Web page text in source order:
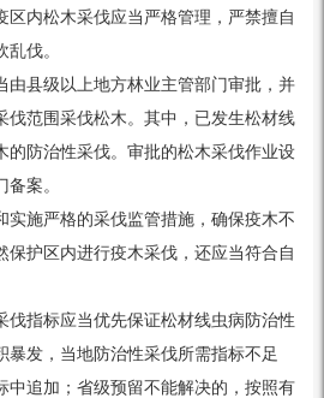
内松木采伐应当严格管理，严禁擅自
伐。
由县级以上地方林业主管部门审批，并
伐范围采伐松木。其中，已发生松材线
的防治性采伐。审批的松木采伐作业设
案。
实施严格的采伐监管措施，确保疫木不
保护区内进行疫木采伐，还应当符合自
指标应当优先保证松材线虫病防治性
暴发，当地防治性采伐所需指标不足
中追加；省级预留不能解决的，按照有